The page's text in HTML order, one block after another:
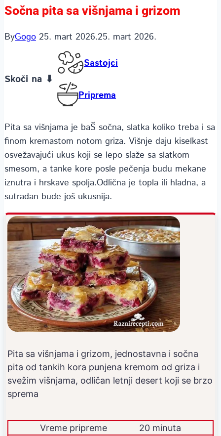
Sočna pita sa višnjama i grizom
ByGogo 25. mart 2026.25. mart 2026.
Skoči na ⬇
Sastojci
Priprema
Pita sa višnjama je baŠ sočna, slatka koliko treba i sa
finom kremastom notom griza. Višnje daju kiselkast
osvežavajući ukus koji se lepo slaže sa slatkom
smesom, a tanke kore posle pečenja budu mekane
iznutra i hrskave spolja.Odlična je topla ili hladna, a
sutradan bude još ukusnija.
Pita sa višnjama i grizom, jednostavna i sočna
pita od tankih kora punjena kremom od griza i
svežim višnjama, odličan letnji desert koji se brzo
sprema
Vreme pripreme
20 minuta